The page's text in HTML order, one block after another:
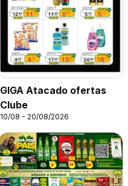
GIGA Atacado ofertas
Clube
10/08 - 20/08/2026